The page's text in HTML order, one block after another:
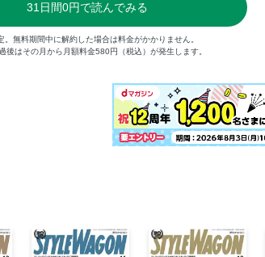
31 日間0円で読んでみる
。無料期間中に解約した場合は料金がかかりません。
後はその月から月額料金580円（税込）が発生します。